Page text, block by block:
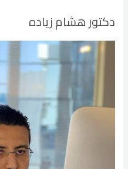
دكتور هشام زياده